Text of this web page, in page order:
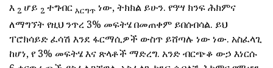
እ 2 ሆይ 2 ተግብር እርግጥ ነው, ትክክል ይሁን. የዓሣ ክንፍ ሕክምና
ለማግኘት የዚህ ንጥረ 3% መፍትሄ በመጠቀም ይበሰብሳል. ይህ
ፐሮክሳይድ ፈሳሽ እንደ ፋርማሲዎች ውስጥ ይሸጣሉ ነው ነው. አስፈላጊ
ከሆነ, የ 3% መፍትሄ እና ጽላቶች ማድረግ. አንድ ብርጭቆ ውኃ እነርሱ